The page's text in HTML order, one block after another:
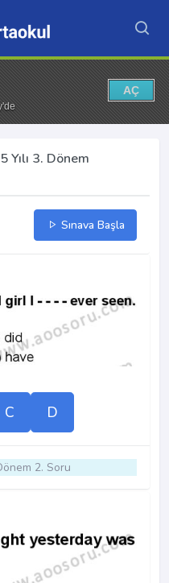
AÇ
3. Dönem
Sınava Başla
C D
2. Soru